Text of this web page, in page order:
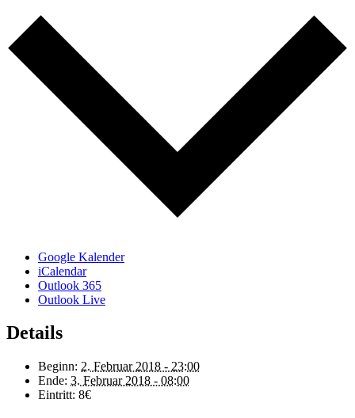
Google Kalender
iCalendar
Outlook 365
Outlook Live
Details
Beginn: 2. Februar 2018 - 23:00
Ende: 3. Februar 2018 - 08:00
Eintritt: 8€